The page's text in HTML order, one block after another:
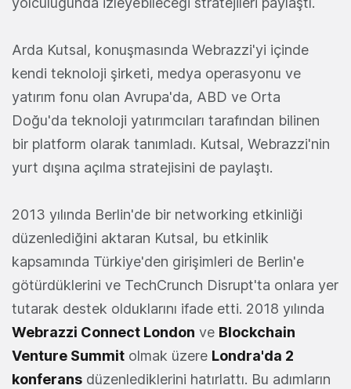
Arda Kutsal, konuşmasında Webrazzi'yi içinde
kendi teknoloji şirketi, medya operasyonu ve
yatırım fonu olan Avrupa'da, ABD ve Orta
Doğu'da teknoloji yatırımcıları tarafından bilinen
bir platform olarak tanımladı. Kutsal, Webrazzi'nin
yurt dışına açılma stratejisini de paylaştı.
2013 yılında Berlin'de bir networking etkinliği
düzenlediğini aktaran Kutsal, bu etkinlik
kapsamında Türkiye'den girişimleri de Berlin'e
götürdüklerini ve TechCrunch Disrupt'ta onlara yer
tutarak destek olduklarını ifade etti. 2018 yılında
Webrazzi Connect London ve Blockchain
Venture Summit olmak üzere Londra'da 2
konferans düzenlediklerini hatırlattı. Bu adımların